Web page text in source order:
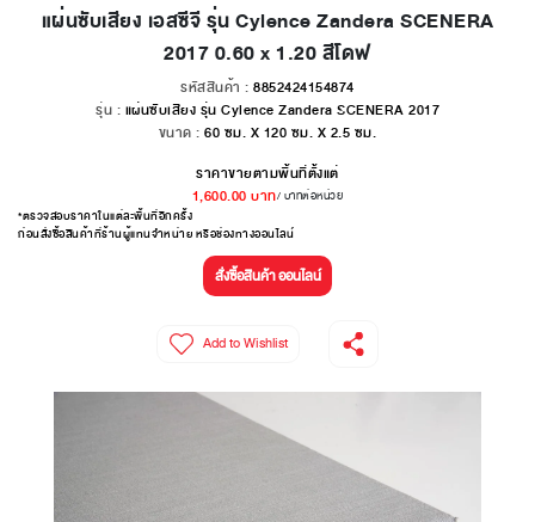
แผ่นซับเสียง เอสซีจี รุ่น Cylence Zandera SCENERA
2017 0.60 x 1.20 สีโดฟ
รหัสสินค้า : 8852424154874
รุ่น : แผ่นซับเสียง รุ่น Cylence Zandera SCENERA 2017
ขนาด : 60 ซม. X 120 ซม. X 2.5 ซม.
ราคาขายตามพื้นที่ตั้งแต่
1,600.00 บาท/ บาทต่อหน่วย
*ตรวจสอบราคาในแต่ละพื้นที่อีกครั้ง
ก่อนสั่งซื้อสินค้าที่ร้านผู้แทนจำหน่าย หรือช่องทางออนไลน์
สั่งซื้อสินค้า ออนไลน์
Add to Wishlist